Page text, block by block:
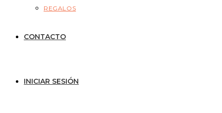
REGALOS
CONTACTO
INICIAR SESIÓN